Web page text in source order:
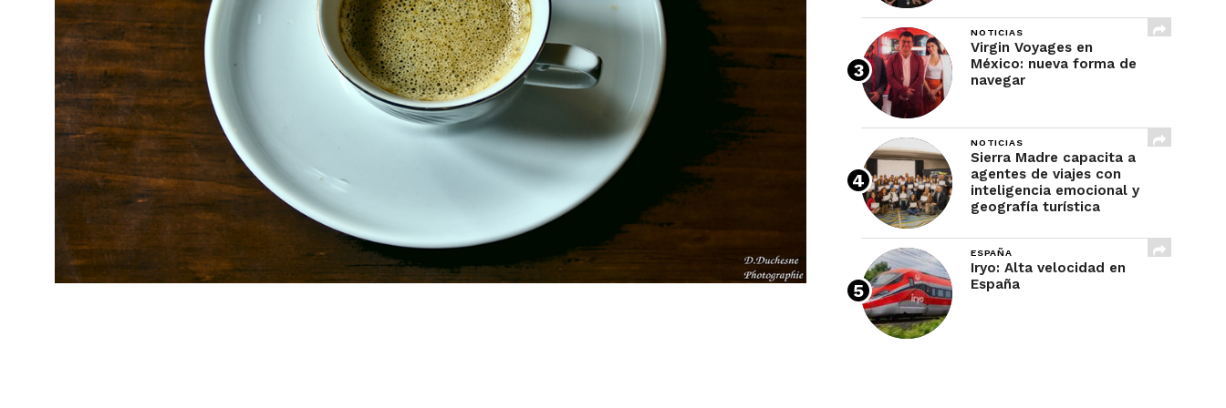
NOTICIAS
Virgin Voyages en
México: nueva forma de
navegar
NOTICIAS
Sierra Madre capacita a
agentes de viajes con
inteligencia emocional y
geografía turística
ESPAÑA
Iryo: Alta velocidad en
España